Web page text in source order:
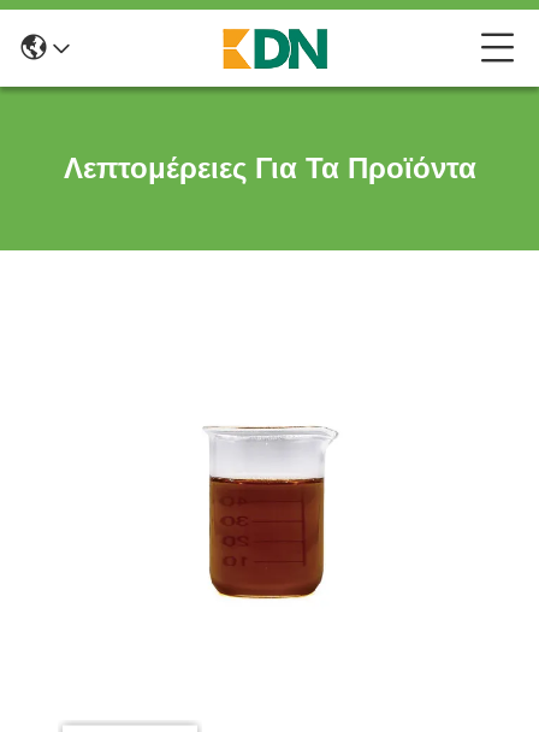
Λεπτομέρειες Για Τα Προϊόντα